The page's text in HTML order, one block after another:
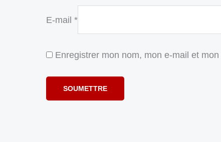
E-mail *
Enregistrer mon nom, mon e-mail et